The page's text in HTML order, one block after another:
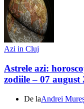
Azi in Cluj
Astrele azi:
zodiile – 07 august
De laAndrei